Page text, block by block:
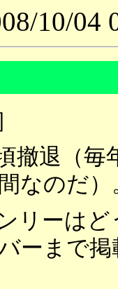
10/04
撤退（毎
なのだ）
リーはど
ーまで